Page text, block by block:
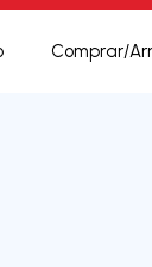
Comprar/